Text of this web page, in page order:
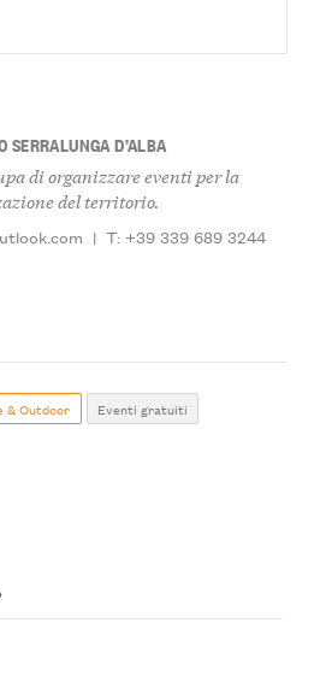
SERRALUNGA D’ALBA
di organizzare eventi per la
del territorio.
| T: +39 339 689 3244
& Outdoor Eventi gratuiti